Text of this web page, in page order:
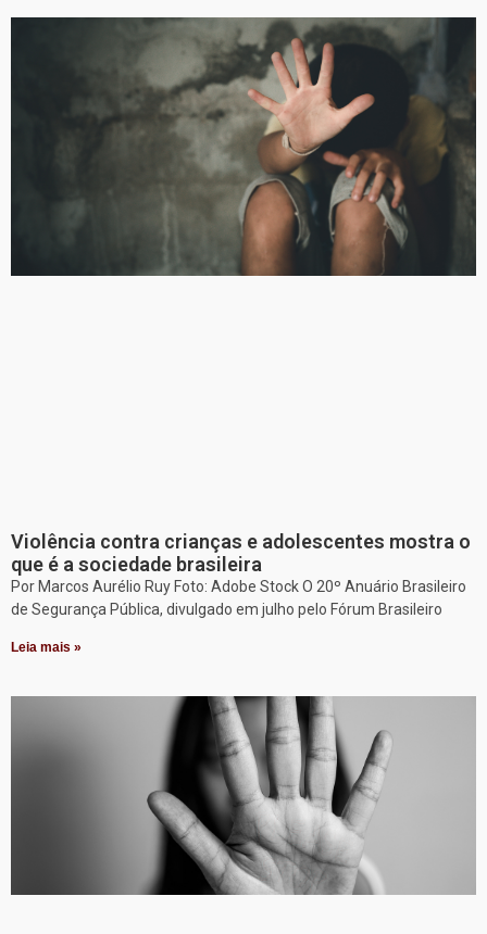
Violência contra crianças e adolescentes mostra o
que é a sociedade brasileira
Por Marcos Aurélio Ruy Foto: Adobe Stock O 20º Anuário Brasileiro
de Segurança Pública, divulgado em julho pelo Fórum Brasileiro
Leia mais »